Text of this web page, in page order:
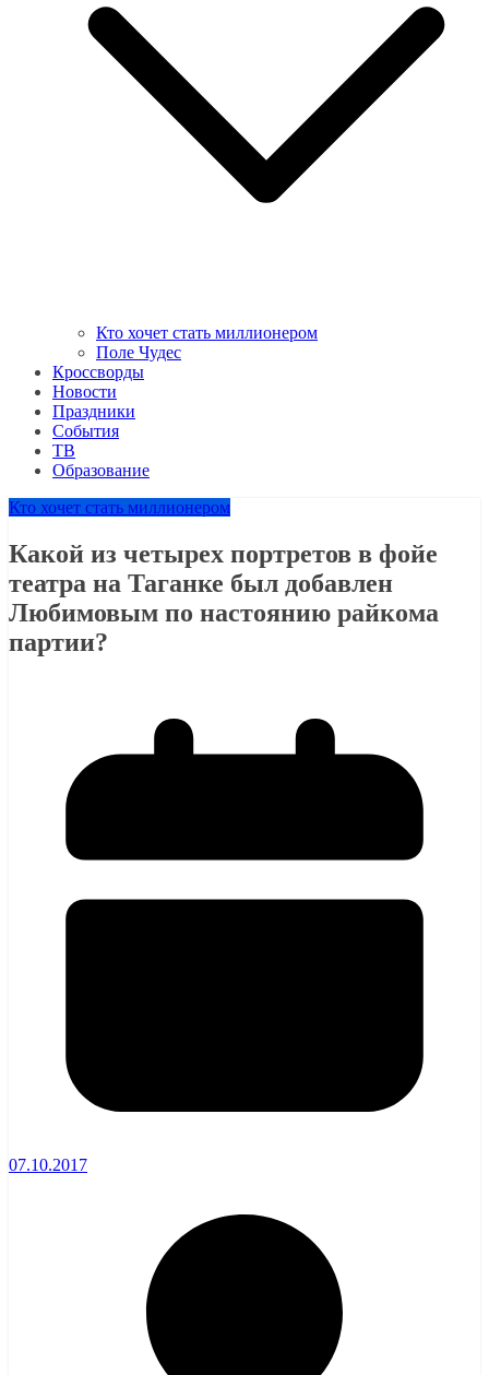
Кто хочет стать миллионером
Поле Чудес
Кроссворды
Новости
Праздники
События
ТВ
Образование
Кто хочет стать миллионером
Какой из четырех портретов в фойе
театра на Таганке был добавлен
Любимовым по настоянию райкома
партии?
07.10.2017